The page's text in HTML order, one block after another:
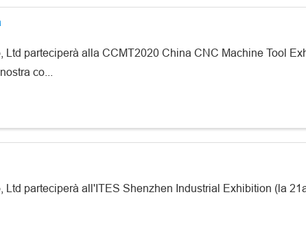
parteciperà alla CCMT2020 China CNC Machine Tool
co...
parteciperà all'ITES Shenzhen Industrial Exhibition (la